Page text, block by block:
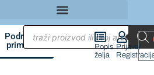
Područja
primene
Popis
želja
Prijava/